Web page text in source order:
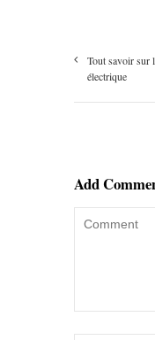
Tout savoir sur
électrique
Add